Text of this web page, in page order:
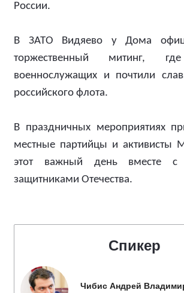
России.
В ЗАТО Видяево у Дома
торжественный митинг, где
военнослужащих и почтили
российского флота.
В праздничных мероприятиях
местные партийцы и активисты
этот важный день вместе
защитниками Отечества.
Спикер
Чибис Андрей